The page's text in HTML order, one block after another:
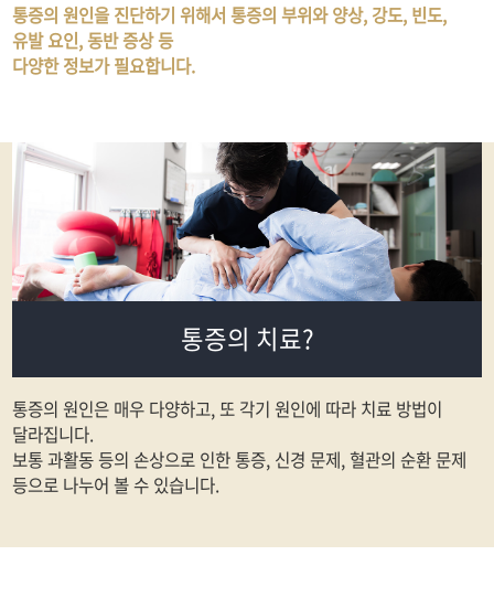
통증의 원인을 진단하기 위해서 통증의 부위와 양상, 강도, 빈도,
유발 요인, 동반 증상 등
다양한 정보가 필요합니다.
통증의 치료?
통증의 원인은 매우 다양하고, 또 각기 원인에 따라 치료 방법이
달라집니다.
보통 과활동 등의 손상으로 인한 통증, 신경 문제, 혈관의 순환 문제
등으로 나누어 볼 수 있습니다.